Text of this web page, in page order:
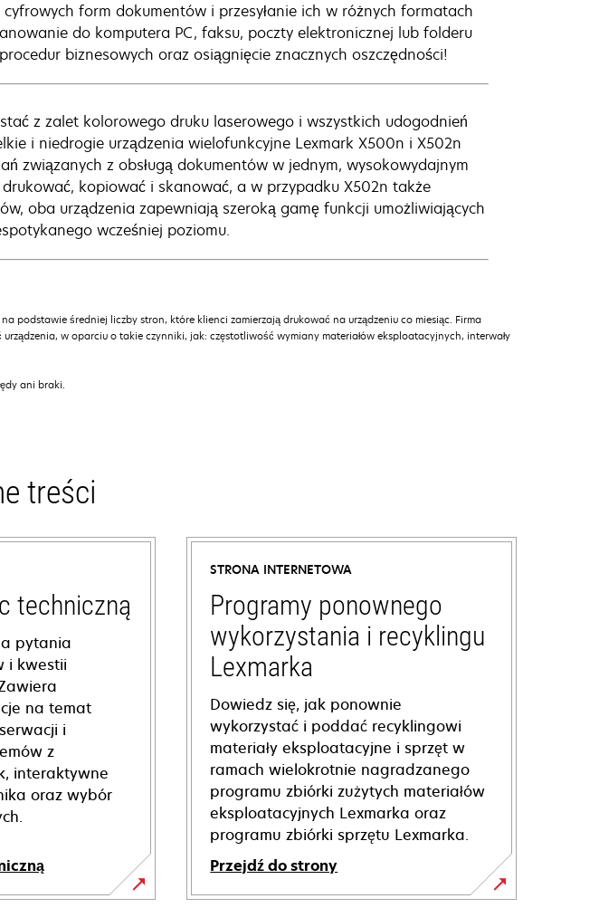
form dokumentów i przesyłanie ich w różnych formatach
do komputera PC, faksu, poczty elektronicznej lub folderu
biznesowych oraz osiągnięcie znacznych oszczędności!
z zalet kolorowego druku laserowego i wszystkich udogodnień
i niedrogie urządzenia wielofunkcyjne Lexmark X500n i X502n
związanych z obsługą dokumentów w jednym, wysokowydajnym
kopiować i skanować, a w przypadku X502n także
oba urządzenia zapewniają szeroką gamę funkcji umożliwiających
wcześniej poziomu.
podstawie średniej liczby stron, które klienci zamierzają drukować na urządzeniu co miesiąc. Firma
w oparciu o takie czynniki, jak: częstotliwość wymiany materiałów eksploatacyjnych, interwały
ani braki.
treści
techniczną
pytania
i kwestii
na temat
i
z
interaktywne
oraz wybór
STRONA INTERNETOWA
Programy ponownego
wykorzystania i recyklingu
Lexmarka
Dowiedz się, jak ponownie
wykorzystać i poddać recyklingowi
materiały eksploatacyjne i sprzęt w
ramach wielokrotnie nagradzanego
programu zbiórki zużytych materiałów
eksploatacyjnych Lexmarka oraz
programu zbiórki sprzętu Lexmarka.
Przejdź do strony